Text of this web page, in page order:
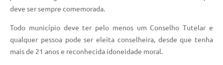
deve ser sempre comemorada.
Todo município deve ter pelo menos um Conselho Tutelar e
qualquer pessoa pode ser eleita conselheira, desde que tenha
mais de 21 anos e reconhecida idoneidade moral.